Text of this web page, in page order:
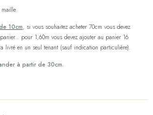
10cm, si vous souhaitez acheter 70cm vous devez
pour 1,60m vous devez ajouter au panier 16
livré en un seul tenant (sauf indication particulière).
à partir de 30cm.